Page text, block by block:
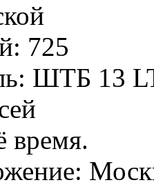
725
ШТБ 13
время.